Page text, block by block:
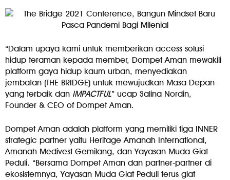
“Dalam upaya kami untuk memberikan access solusi
hidup teraman kepada member, Dompet Aman mewakili
platform gaya hidup kaum urban, menyediakan
jembatan (THE BRIDGE) untuk mewujudkan Masa Depan
yang terbaik dan IMPACTFUL” ucap Salina Nordin,
Founder & CEO of Dompet Aman.
Dompet Aman adalah platform yang memiliki tiga INNER
strategic partner yaitu Heritage Amanah International,
Amanah Medivest Gemilang, dan Yayasan Muda Giat
Peduli. “Bersama Dompet Aman dan partner-partner di
ekosistemnya, Yayasan Muda Giat Peduli terus giat